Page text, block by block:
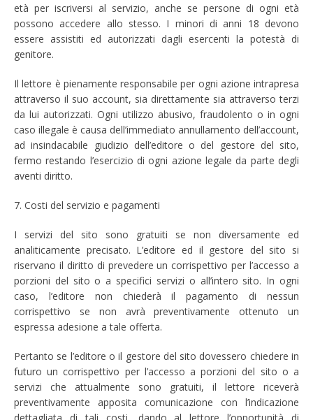
età per iscriversi al servizio, anche se persone di ogni età
possono accedere allo stesso. I minori di anni 18 devono
essere assistiti ed autorizzati dagli esercenti la potestà di
genitore.
Il lettore è pienamente responsabile per ogni azione intrapresa
attraverso il suo account, sia direttamente sia attraverso terzi
da lui autorizzati. Ogni utilizzo abusivo, fraudolento o in ogni
caso illegale è causa dell’immediato annullamento dell’account,
ad insindacabile giudizio dell’editore o del gestore del sito,
fermo restando l’esercizio di ogni azione legale da parte degli
aventi diritto.
7. Costi del servizio e pagamenti
I servizi del sito sono gratuiti se non diversamente ed
analiticamente precisato. L’editore ed il gestore del sito si
riservano il diritto di prevedere un corrispettivo per l’accesso a
porzioni del sito o a specifici servizi o all’intero sito. In ogni
caso, l’editore non chiederà il pagamento di nessun
corrispettivo se non avrà preventivamente ottenuto un
espressa adesione a tale offerta.
Pertanto se l’editore o il gestore del sito dovessero chiedere in
futuro un corrispettivo per l’accesso a porzioni del sito o a
servizi che attualmente sono gratuiti, il lettore riceverà
preventivamente apposita comunicazione con l’indicazione